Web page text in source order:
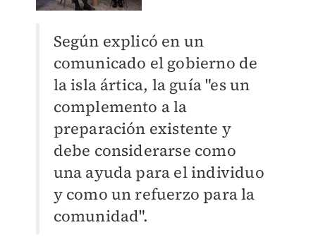
Según explicó en un
comunicado el gobierno de
la isla ártica, la guía "es un
complemento a la
preparación existente y
debe considerarse como
una ayuda para el individuo
y como un refuerzo para la
comunidad".